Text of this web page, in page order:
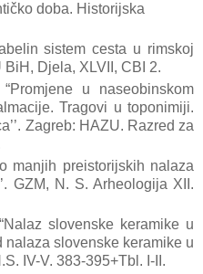
doba. Historijska
sistem cesta u rimskoj
Djela, XLVII, CBI 2.
u naseobinskom
Tragovi u toponimiji.
Zagreb: HAZU. Razred za
manjih preistorijskih nalaza
GZM, N. S. Arheologija XII.
slovenske keramike u
nalaza slovenske keramike u
IV-V. 383-395+Tbl. I-II.